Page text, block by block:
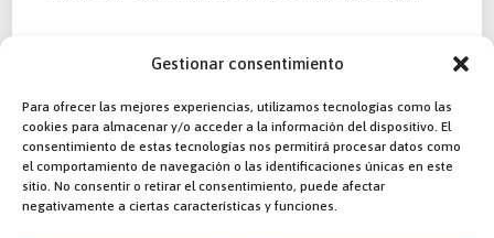
Gestionar consentimiento
Para ofrecer las mejores experiencias, utilizamos tecnologías como las
cookies para almacenar y/o acceder a la información del dispositivo. El
consentimiento de estas tecnologías nos permitirá procesar datos como
el comportamiento de navegación o las identificaciones únicas en este
sitio. No consentir o retirar el consentimiento, puede afectar
negativamente a ciertas características y funciones.
El proceso de reconstrucción
debe involucrar la participación
activa de los miembros de la
comunidad, empoderándolos
para que se apropien de sus
hogares y vecindarios. Así, la